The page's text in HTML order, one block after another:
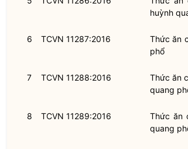
huỳnh
6 TCVN 11287:2016
Thức ăn
phổ
7 TCVN 11288:2016
Thức ăn
quang
8 TCVN 11289:2016
Thức ăn
quang